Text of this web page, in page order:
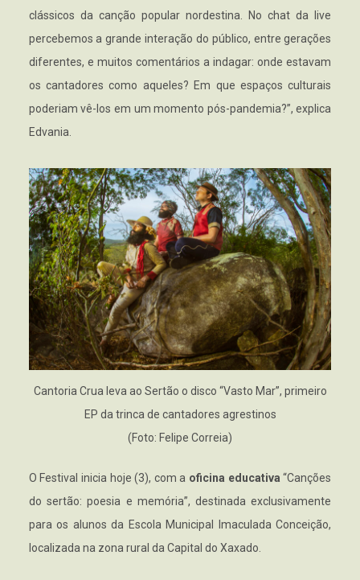
clássicos da canção popular nordestina. No chat da live
percebemos a grande interação do público, entre gerações
diferentes, e muitos comentários a indagar: onde estavam
os cantadores como aqueles? Em que espaços culturais
poderiam vê-los em um momento pós-pandemia?”, explica
Edvania.
Cantoria Crua leva ao Sertão o disco “Vasto Mar”, primeiro
EP da trinca de cantadores agrestinos
(Foto: Felipe Correia)
O Festival inicia hoje (3), com a oficina educativa “Canções
do sertão: poesia e memória”, destinada exclusivamente
para os alunos da Escola Municipal Imaculada Conceição,
localizada na zona rural da Capital do Xaxado.